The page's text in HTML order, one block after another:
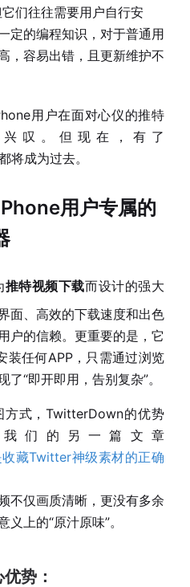
们往往需要用户自行安
定的编程知识，对于普通用
，容易出错，且更新维护不
用户在面对心仪的推特
叹。但现在，有了
成为过去。
用户专属的
推特视频下载而设计的强大
面、高效的下载速度和出色
户的信赖。更重要的是，它
装任何APP，只需通过浏览
“即开即用，告别复杂”。
方式，TwitterDown的优势
们的另一篇文章
藏Twitter神级素材的正确
不仅画质清晰，更没有多余
上的“原汁原味”。
势：